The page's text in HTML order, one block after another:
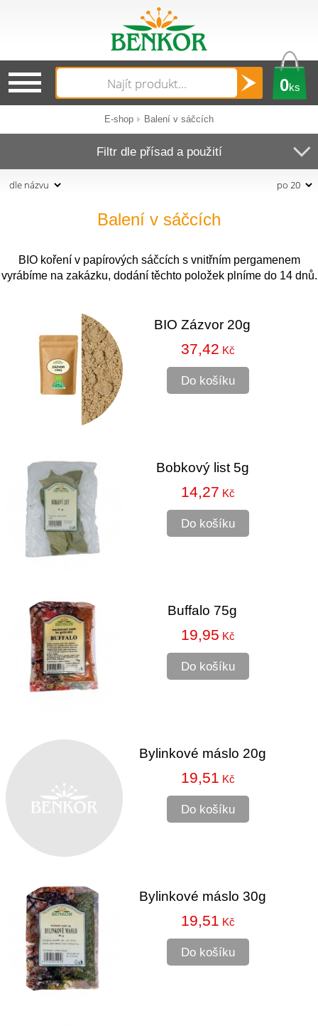
0ks
E-shop Balení v sáčcích
Filtr dle přísad a použití
Balení v sáčcích
BIO koření v papírových sáčcích s vnitřním pergamenem
vyrábíme na zakázku, dodání těchto položek plníme do 14 dnů.
BIO Zázvor 20g
37,42 Kč
Do košíku
Bobkový list 5g
14,27 Kč
Do košíku
Buffalo 75g
19,95 Kč
Do košíku
Bylinkové máslo 20g
19,51 Kč
Do košíku
Bylinkové máslo 30g
19,51 Kč
Do košíku